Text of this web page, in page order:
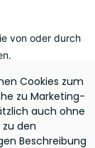
von oder durch
Einwilligung
Cookies zum
zu Marketing-
auch ohne
den
Beschreibung